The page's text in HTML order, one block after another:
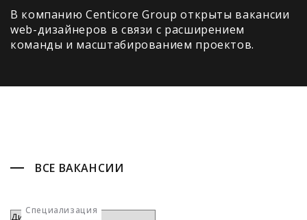
В компанию Centicore Group открыты вакансии
web-дизайнеров в связи с расширением
команды и масштабированием проектов.
ВСЕ ВАКАНСИИ
Специализация